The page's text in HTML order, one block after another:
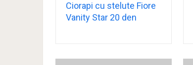
Ciorapi cu stelute Fiore
Vanity Star 20 den